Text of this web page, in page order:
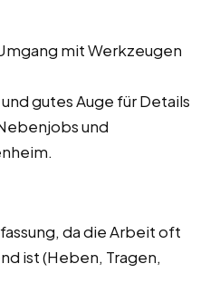
mit Werkzeugen
gutes Auge für Details
und
da die Arbeit oft
ist (Heben, Tragen,